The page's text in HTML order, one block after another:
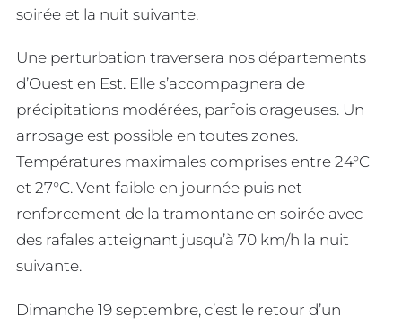
soirée et la nuit suivante.
Une perturbation traversera nos départements
d’Ouest en Est. Elle s’accompagnera de
précipitations modérées, parfois orageuses. Un
arrosage est possible en toutes zones.
Températures maximales comprises entre 24°C
et 27°C. Vent faible en journée puis net
renforcement de la tramontane en soirée avec
des rafales atteignant jusqu’à 70 km/h la nuit
suivante.
Dimanche 19 septembre, c’est le retour d’un